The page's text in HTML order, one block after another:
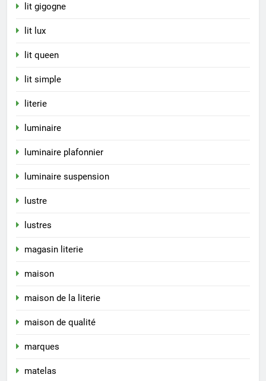
lit gigogne
lit lux
lit queen
lit simple
literie
luminaire
luminaire plafonnier
luminaire suspension
lustre
lustres
magasin literie
maison
maison de la literie
maison de qualité
marques
matelas